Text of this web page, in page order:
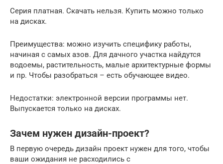
Серия платная. Скачать нельзя. Купить можно только
на дисках.
Преимущества: можно изучить специфику работы,
начиная с самых азов. Для дачного участка найдутся
водоемы, растительность, малые архитектурные формы
и пр. Чтобы разобраться – есть обучающее видео.
Недостатки: электронной версии программы нет.
Выпускается только на дисках.
Зачем нужен дизайн-проект?
В первую очередь дизайн проект нужен для того, чтобы
ваши ожидания не расходились с